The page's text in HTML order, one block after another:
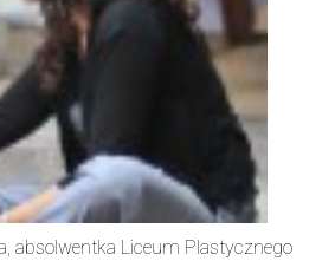
absolwentka Liceum Plastycznego